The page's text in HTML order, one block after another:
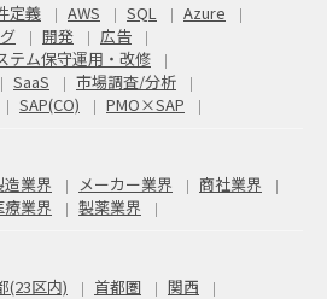
定義 AWS SQL
Azure
開発
広告
テム保守運用・改修
SaaS
市場調査/分析
SAP(CO) PMO×SAP
造業界 メーカー業界
商社業界
療業界 製薬業界
(23区内) 首都圏
関西